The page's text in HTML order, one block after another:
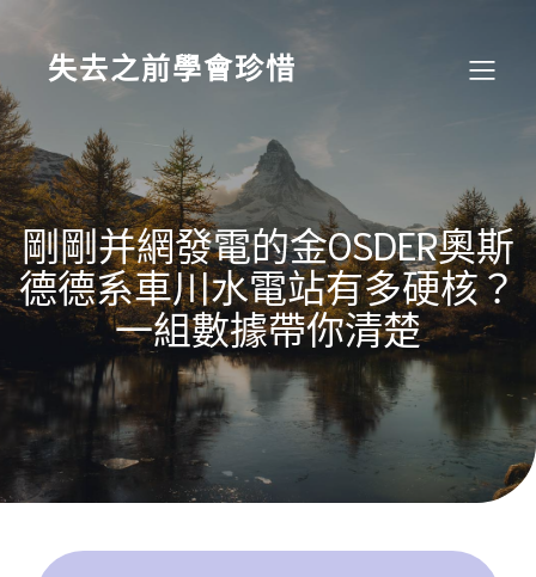
content
失去之前學會珍惜
剛剛并網發電的金OSDER奧斯
德德系車川水電站有多硬核？
一組數據帶你清楚